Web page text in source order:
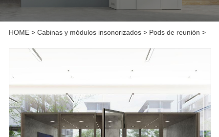
HOME> Cabinas y módulos insonorizados> Pods de reunión >